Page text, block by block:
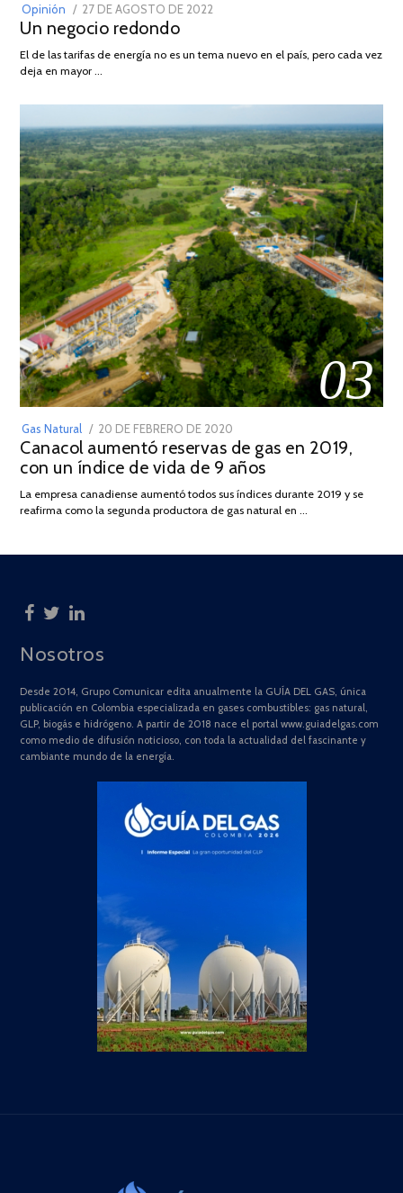
Opinión
POSTED
ON
27 DE AGOSTO DE 2022
DE
Un negocio redondo
El de las tarifas de energía no es un tema nuevo en el país, pero cada vez
deja en mayor …
03
Gas Natural
POSTED
ON
20 DE FEBRERO DE 2020
DE
JULIO
2025
Canacol aumentó reservas de gas en 2019,
con un índice de vida de 9 años
La empresa canadiense aumentó todos sus índices durante 2019 y se
reafirma como la segunda productora de gas natural en …
Nosotros
Desde 2014, Grupo Comunicar edita anualmente la GUÍA DEL GAS, única
publicación en Colombia especializada en gases combustibles: gas natural,
GLP, biogás e hidrógeno. A partir de 2018 nace el portal www.guiadelgas.com
como medio de difusión noticioso, con toda la actualidad del fascinante y
cambiante mundo de la energía.